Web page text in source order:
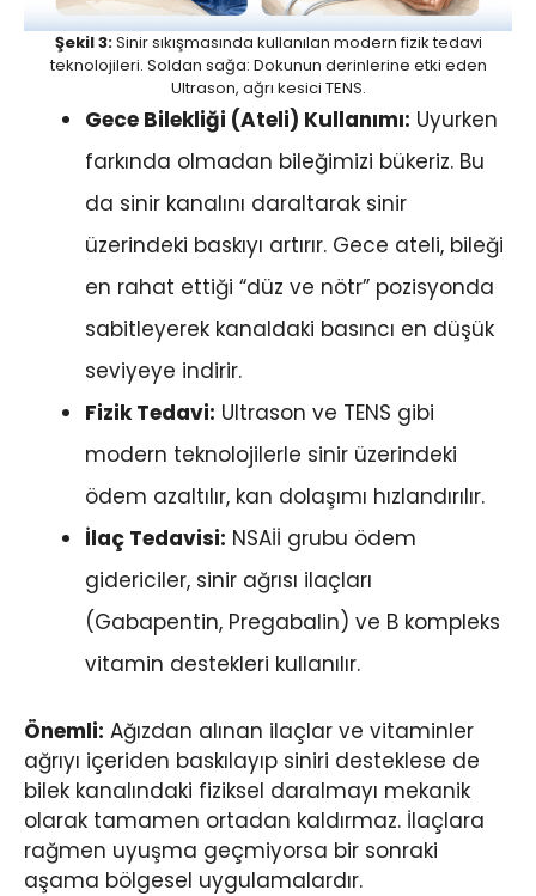
Şekil 3:Sinir sıkışmasında kullanılan modern fizik tedavi
teknolojileri. Soldan sağa: Dokunun derinlerine etki eden
Ultrason, ağrı kesici TENS.
Gece Bilekliği (Ateli) Kullanımı: Uyurken
farkında olmadan bileğimizi bükeriz. Bu
da sinir kanalını daraltarak sinir
üzerindeki baskıyı artırır. Gece ateli, bileği
en rahat ettiği “düz ve nötr” pozisyonda
sabitleyerek kanaldaki basıncı en düşük
seviyeye indirir.
Fizik Tedavi: Ultrason ve TENS gibi
modern teknolojilerle sinir üzerindeki
ödem azaltılır, kan dolaşımı hızlandırılır.
İlaç Tedavisi: NSAİİ grubu ödem
gidericiler, sinir ağrısı ilaçları
(Gabapentin, Pregabalin) ve B kompleks
vitamin destekleri kullanılır.
Önemli: Ağızdan alınan ilaçlar ve vitaminler
ağrıyı içeriden baskılayıp siniri desteklese de
bilek kanalındaki fiziksel daralmayı mekanik
olarak tamamen ortadan kaldırmaz. İlaçlara
rağmen uyuşma geçmiyorsa bir sonraki
aşama bölgesel uygulamalardır.